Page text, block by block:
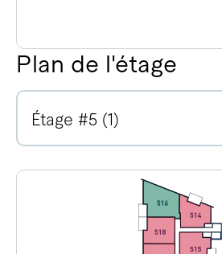
Plan de l'étage
Étage #5 (1)